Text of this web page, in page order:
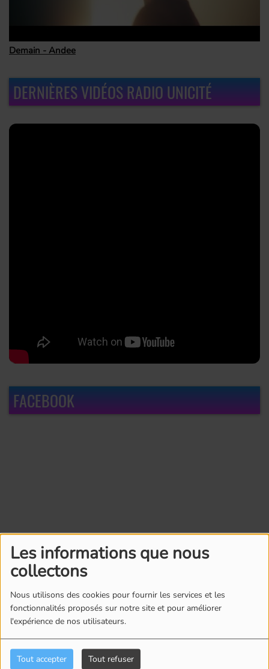
Les informations que nous
collectons
Nous utilisons des cookies pour fournir les services et les
fonctionnalités proposés sur notre site et pour améliorer
l'expérience de nos utilisateurs.
Tout accepter Tout refuser
Demain - Andee
DERNIÈRES VIDÉOS RADIO UNICITÉ
FACEBOOK